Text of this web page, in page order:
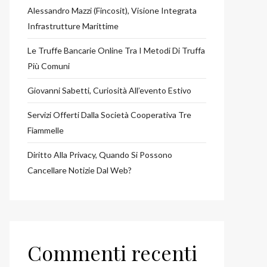
Alessandro Mazzi (Fincosit), Visione Integrata
Infrastrutture Marittime
Le Truffe Bancarie Online Tra I Metodi Di Truffa
Più Comuni
Giovanni Sabetti, Curiosità All’evento Estivo
Servizi Offerti Dalla Società Cooperativa Tre
Fiammelle
Diritto Alla Privacy, Quando Si Possono
Cancellare Notizie Dal Web?
Commenti recenti